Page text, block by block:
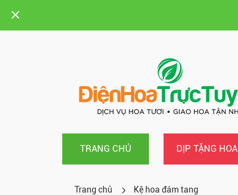
TRANG CHỦ DỊP TẶNG HOA
Trang chủ Kệ hoa đám tang